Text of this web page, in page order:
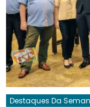
Destaques Da